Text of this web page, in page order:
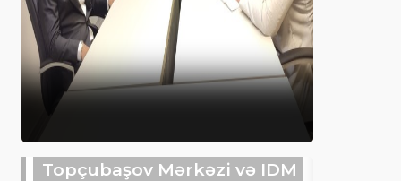
Topçubaşov Mərkəzi və IDM